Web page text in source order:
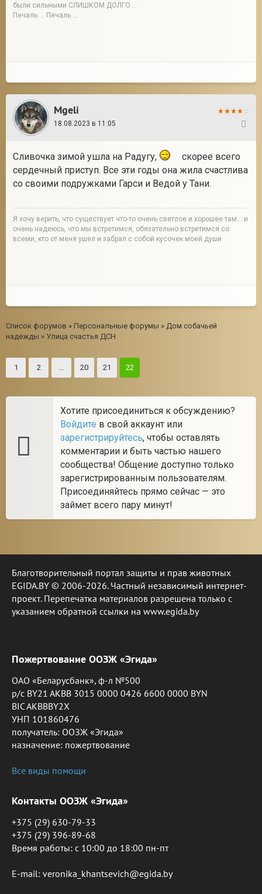
были сильными СЛИШКОМ ДОЛГО ...
Печаль ... Печаль ...
Mgeli
18.08.2023 в 11:05
Сливочка зимой ушла на Радугу,
скорее всего
сердечный приступ. Все эти годы она жила счастлива
со своими подружками Гарси и Ведой у Тани.
Я хочу верить, что существует что-то очень светлое и хорошее там... и
очень надеюсь, что мы встретимся, обязательно встретимся со
всеми, кто от меня ушел и забрал с собой кусочек моей души
Список форумов » Персональные форумы » Дом собачьей
надежды » Улица счастья ДСН
1 2 … 20 21 22
Хотите присоединиться к обсуждению?
Войдите в свой аккаунт или
зарегистрируйтесь, чтобы оставлять
комментарии и быть частью нашего
сообщества! Общение доступно только
зарегистрированным пользователям.
Присоединяйтесь прямо сейчас — это
займет всего пару минут!
Благотворительный портал защиты и прав животных
EGIDA.BY © 2006-2026. Частный независимый интернет-
проект. Перепечатка материалов разрешена только с
указанием обратной ссылки на www.egida.by
Пожертвование ООЗЖ «Эгида»
ОАО «Беларусбанк», ф-л №500
р/с BY21 AKBB 3015 0000 0426 6600 0000 BYN
BIC AKBBBY2X
УНП 101860476
получатель: ООЗЖ «Эгида»
назначение: пожертвование
Все виды помощи
Контакты ООЗЖ «Эгида»
+375 (29) 630-79-33
+375 (29) 396-89-68
Время работы: c 10:00 до 18:00 пн-пт
E-mail: veronika_khantsevich@egida.by